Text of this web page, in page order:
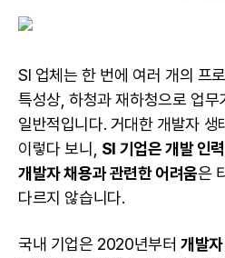
SI 업체는 한 번에 여러 개의 프
특성상, 하청과 재하청으로 업무
일반적입니다. 거대한 개발자 생
이렇다 보니, SI 기업은 개발 인
개발자 채용과 관련한 어려움은
다르지 않습니다.
국내 기업은 2020년부터 개발